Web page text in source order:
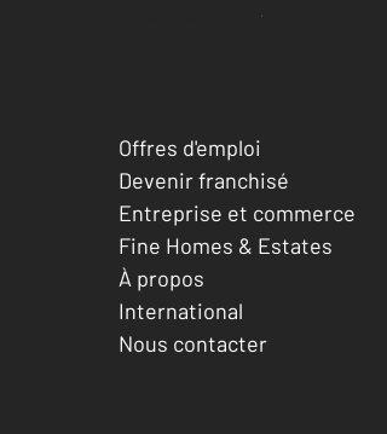
Accéder à mon compte
Offres d'emploi
Devenir franchisé
Entreprise et commerce
Fine Homes & Estates
À propos
International
Nous contacter